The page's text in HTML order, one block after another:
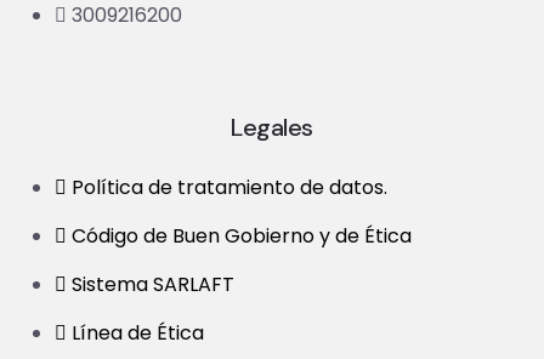
3009216200
Legales
Política de tratamiento de datos.
Código de Buen Gobierno y de Ética
Sistema SARLAFT
Línea de Ética